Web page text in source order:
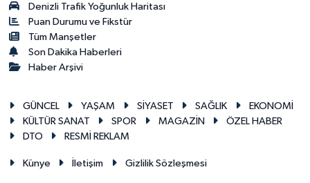
Denizli Trafik Yoğunluk Haritası
Puan Durumu ve Fikstür
Tüm Manşetler
Son Dakika Haberleri
Haber Arşivi
GÜNCEL YAŞAM SİYASET SAĞLIK
EKONOMİ
KÜLTÜR SANAT
SPOR MAGAZİN
ÖZEL HABER
DTO
RESMİ REKLAM
Künye İletişim Gizlilik Sözleşmesi